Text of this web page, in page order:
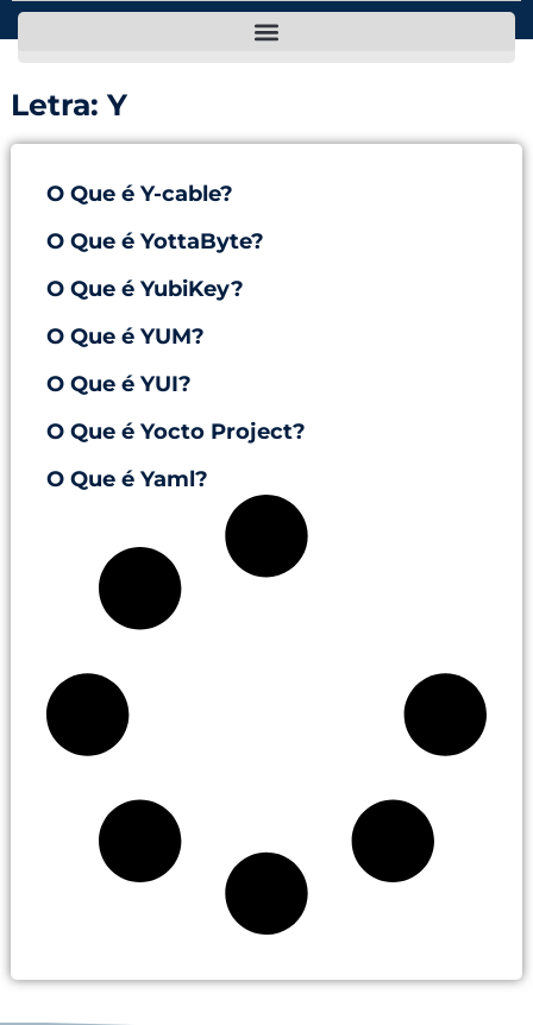
Letra: Y
O Que é Y-cable?
O Que é YottaByte?
O Que é YubiKey?
O Que é YUM?
O Que é YUI?
O Que é Yocto Project?
O Que é Yaml?